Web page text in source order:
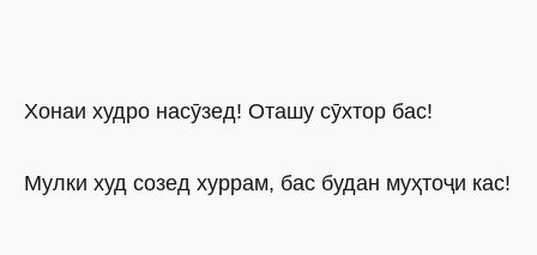
Хонаи худро насӯзед! Оташу сӯхтор бас!
Мулки худ созед хуррам, бас будан муҳтоҷи кас!